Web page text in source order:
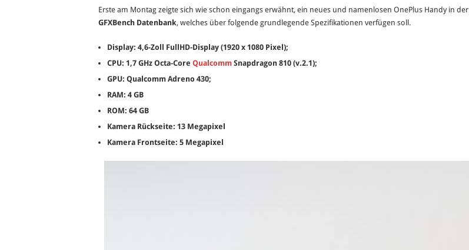
Erste am Montag zeigte sich wie schon eingangs erwähnt, ein neues und namenlosen OnePlus Handy in der
GFXBench Datenbank, welches über folgende grundlegende Spezifikationen verfügen soll.
Display: 4,6-Zoll FullHD-Display (1920 x 1080 Pixel);
CPU: 1,7 GHz Octa-Core Qualcomm Snapdragon 810 (v.2.1);
GPU: Qualcomm Adreno 430;
RAM: 4 GB
ROM: 64 GB
Kamera Rückseite: 13 Megapixel
Kamera Frontseite: 5 Megapixel